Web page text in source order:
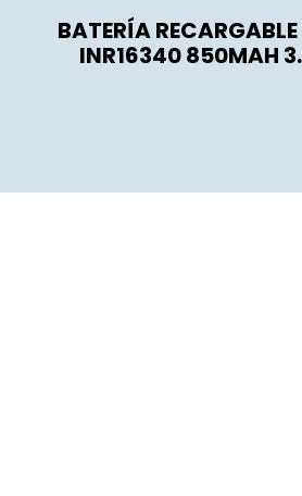
BATERÍA
INR16340 850MAH